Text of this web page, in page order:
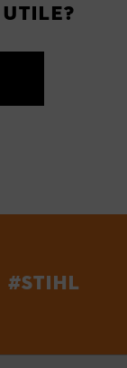
utile?
#STIHL